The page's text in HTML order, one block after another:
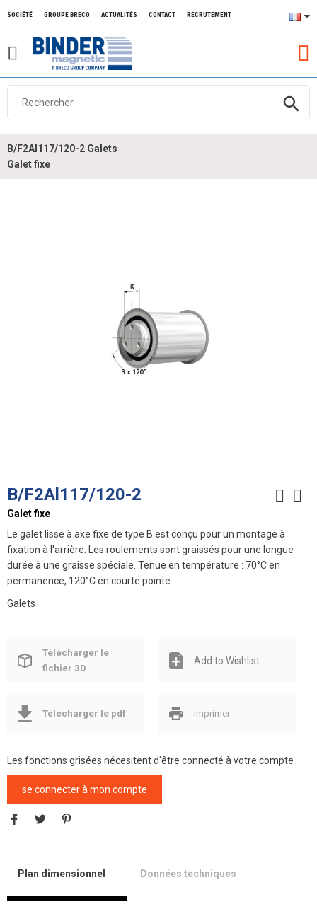
search
SOCIÉTÉ GROUPE BRECO ACTUALITÉS CONTACT RECRUTEMENT
B/F2Al117/120-2 Galets
Galet fixe
B/F2Al117/120-2
Galet fixe
Le galet lisse à axe fixe de type B est conçu pour un montage à
fixation à l'arrière. Les roulements sont graissés pour une longue
durée à une graisse spéciale. Tenue en température : 70°C en
permanence, 120°C en courte pointe.
Galets
Télécharger le
fichier 3D
Add to Wishlist
Télécharger le pdf Imprimer
Les fonctions grisées nécesitent d'être connecté à votre compte
se connecter à mon compte
Plan dimensionnel Données techniques